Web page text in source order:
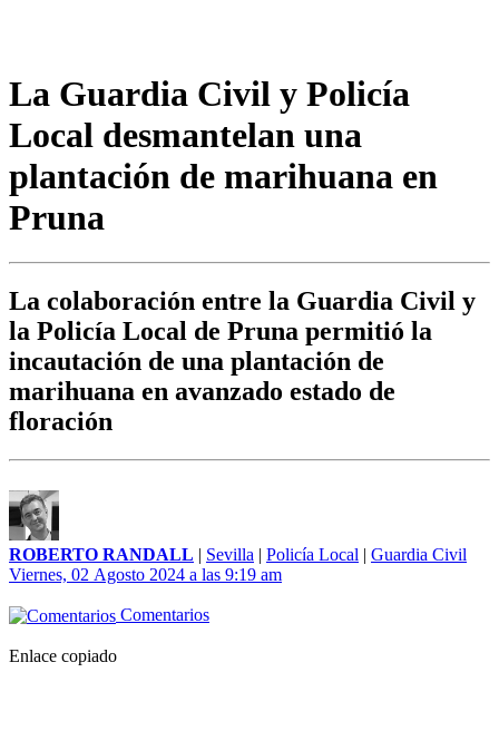
La Guardia Civil y Policía
Local desmantelan una
plantación de marihuana en
Pruna
La colaboración entre la Guardia Civil y
la Policía Local de Pruna permitió la
incautación de una plantación de
marihuana en avanzado estado de
floración
ROBERTO RANDALL | Sevilla | Policía Local | Guardia Civil
Viernes, 02 Agosto 2024 a las 9:19 am
Comentarios
Enlace copiado